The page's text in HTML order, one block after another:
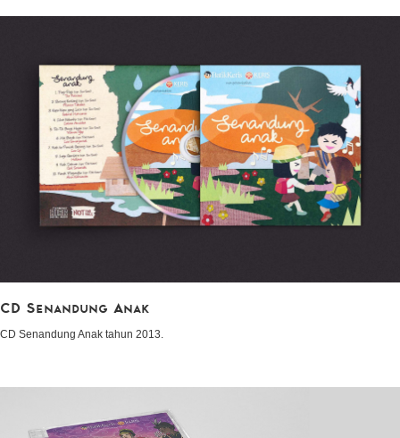
CD Senandung Anak
CD Senandung Anak tahun 2013.